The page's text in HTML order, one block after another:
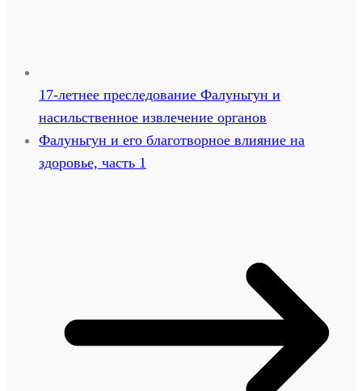
17-летнее преследование Фалуньгун и
насильственное извлечение органов
Фалуньгун и его благотворное влияние на
здоровье, часть 1